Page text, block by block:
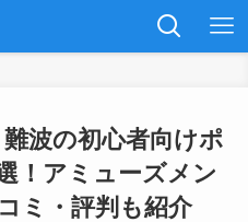
難波の初心者向けポ
！アミューズメン
ミ・評判も紹介